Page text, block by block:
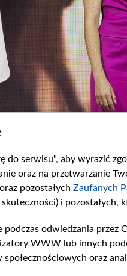
do serwisu", aby wyrazić
oraz na przetwarzanie
oraz pozostałych Zaufanych
i pozostałych,
odwiedzania przez
WWW lub innych
oraz